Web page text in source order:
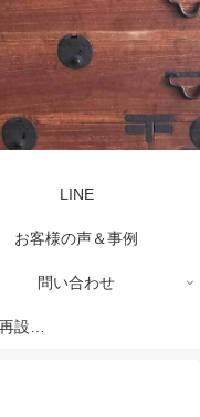
LINE
お客様の声＆事例
問い合わせ
設計